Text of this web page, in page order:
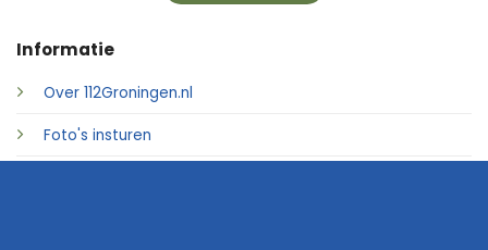
Informatie
Over 112Groningen.nl
Foto's insturen